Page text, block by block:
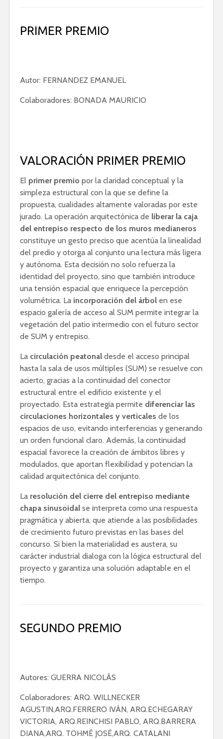
PRIMER PREMIO
Autor: FERNANDEZ EMANUEL
Colaboradores: BONADA MAURICIO
VALORACIÓN PRIMER PREMIO
El primer premio por la claridad conceptual y la
simpleza estructural con la que se define la
propuesta, cualidades altamente valoradas por este
jurado. La operación arquitectónica de liberar la caja
del entrepiso respecto de los muros medianeros
constituye un gesto preciso que acentúa la linealidad
del predio y otorga al conjunto una lectura más ligera
y autónoma. Esta decisión no solo refuerza la
identidad del proyecto, sino que también introduce
una tensión espacial que enriquece la percepción
volumétrica. La incorporación del árbol en ese
espacio galería de acceso al SUM permite integrar la
vegetación del patio intermedio con el futuro sector
de SUM y entrepiso.
La circulación peatonal desde el acceso principal
hasta la sala de usos múltiples (SUM) se resuelve con
acierto, gracias a la continuidad del conector
estructural entre el edificio existente y el
proyectado. Esta estrategia permite diferenciar las
circulaciones horizontales y verticales de los
espacios de uso, evitando interferencias y generando
un orden funcional claro. Además, la continuidad
espacial favorece la creación de ámbitos libres y
modulados, que aportan flexibilidad y potencian la
calidad arquitectónica del conjunto.
La resolución del cierre del entrepiso mediante
chapa sinusoidal se interpreta como una respuesta
pragmática y abierta, que atiende a las posibilidades
de crecimiento futuro previstas en las bases del
concurso. Si bien la materialidad es austera, su
carácter industrial dialoga con la lógica estructural del
proyecto y garantiza una solución adaptable en el
tiempo.
SEGUNDO PREMIO
Autores: GUERRA NICOLÁS
Colaboradores: ARQ. WILLNECKER
AGUSTIN,ARQ.FERRERO IVÁN, ARQ.ECHEGARAY
VICTORIA, ARQ.REINCHISI PABLO, ARQ.BARRERA
DIANA,ARQ. TOHMÉ JOSÉ,ARQ. CATALANI